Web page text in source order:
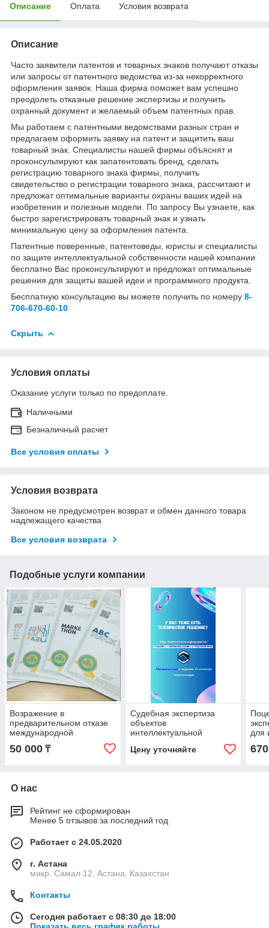
Описание Оплата Условия возврата
Описание
Часто заявители патентов и товарных знаков получают отказы
или запросы от патентного ведомства из-за некорректного
оформления заявок. Наша фирма поможет вам успешно
преодолеть отказные решение экспертизы и получить
охранный документ и желаемый объем патентных прав.
Мы работаем с патентными ведомствами разных стран и
предлагаем оформить заявку на патент и защитить ваш
товарный знак. Специалисты нашей фирмы объяснят и
проконсультируют как запатентовать бренд, сделать
регистрацию товарного знака фирмы, получить
свидетельство о регистрации товарного знака, рассчитают и
предложат оптимальные варианты охраны ваших идей на
изобретения и полезные модели. По запросу Вы узнаете, как
быстро зарегистрировать товарный знак и узнать
минимальную цену за оформления патента.
Патентные поверенные, патентоведы, юристы и специалисты
по защите интеллектуальной собственности нашей компании
бесплатно Вас проконсультируют и предложат оптимальные
решения для защиты вашей идеи и программного продукта.
Бесплатную консультацию вы можете получить по номеру 8-
706-670-60-10
Скрыть
Условия оплаты
Оказание услуги только по предоплате.
Наличными
Безналичный расчет
Все условия оплаты
Условия возврата
Законом не предусмотрен возврат и обмен данного товара
надлежащего качества
Все условия возврата
Подобные услуги компании
Возражение в
предварительном отказе
международной
регистрации на товарный
знак
50 000 ₸
Судебная экспертиза
объектов
интеллектуальной
собственности (ИС) для
судов любой инстанции
Цену уточняйте
для
О нас
Рейтинг не сформирован
Менее 5 отзывов за последний год
Работает с 24.05.2020
г. Астана
микр. Самал 12, Астана, Казахстан
Контакты
Сегодня работает с 08:30 до 18:00